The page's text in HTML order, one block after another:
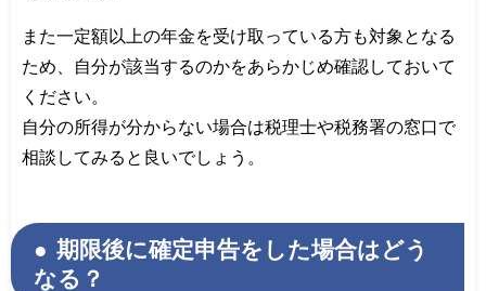
また一定額以上の年金を受け取っている方も対象となる
ため、自分が該当するのかをあらかじめ確認しておいて
ください。
自分の所得が分からない場合は税理士や税務署の窓口で
相談してみると良いでしょう。
期限後に確定申告をした場合はどう
なる？